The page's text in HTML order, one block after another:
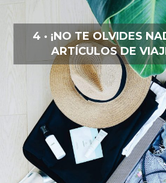
4 · ¡NO TE OLVIDES
ARTÍCULOS DE